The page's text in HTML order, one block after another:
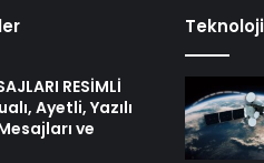
RESİMLİ
Ayetli, Yazılı
ve